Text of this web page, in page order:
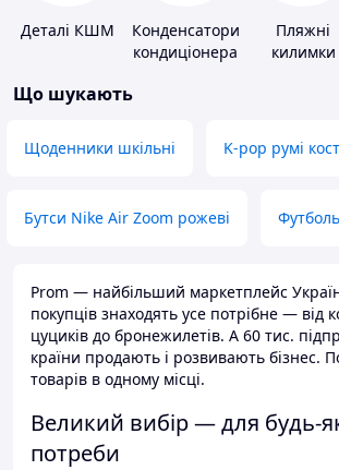
Деталі КШМ
Конденсатори
кондиціонера
Пляжні
килимки
Що шукають
Щоденники шкільні K-pop румі
Бутси Nike Air Zoom рожеві
Prom — найбільший маркетплейс
покупців знаходять усе потрібне — від
цуциків до бронежилетів. А 60 тис.
країни продають і розвивають бізнес.
товарів в одному місці.
Великий вибір — для будь-
потреби